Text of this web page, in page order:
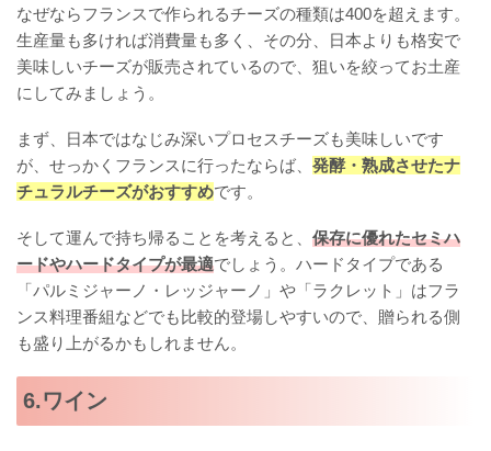
なぜならフランスで作られるチーズの種類は400を超えます。
生産量も多ければ消費量も多く、その分、日本よりも格安で
美味しいチーズが販売されているので、狙いを絞ってお土産
にしてみましょう。
まず、日本ではなじみ深いプロセスチーズも美味しいです
が、せっかくフランスに行ったならば、 発酵・熟成させたナ
チュラルチーズがおすすめです。
そして運んで持ち帰ることを考えると、 保存に優れたセミハ
ードやハードタイプが最適でしょう。ハードタイプである
「パルミジャーノ・レッジャーノ」や「ラクレット」はフラ
ンス料理番組などでも比較的登場しやすいので、贈られる側
も盛り上がるかもしれません。
6.ワイン